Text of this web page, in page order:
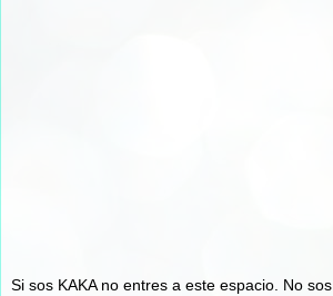
Si sos KAKA no entres a este espacio. No sos